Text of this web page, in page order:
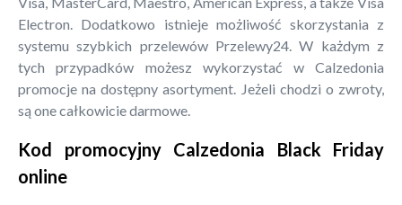
Electron. Dodatkowo istnieje możliwość skorzystania z
systemu szybkich przelewów Przelewy24. W każdym z
tych przypadków możesz wykorzystać w Calzedonia
promocje na dostępny asortyment. Jeżeli chodzi o zwroty,
są one całkowicie darmowe.
Kod promocyjny Calzedonia Black Friday
online